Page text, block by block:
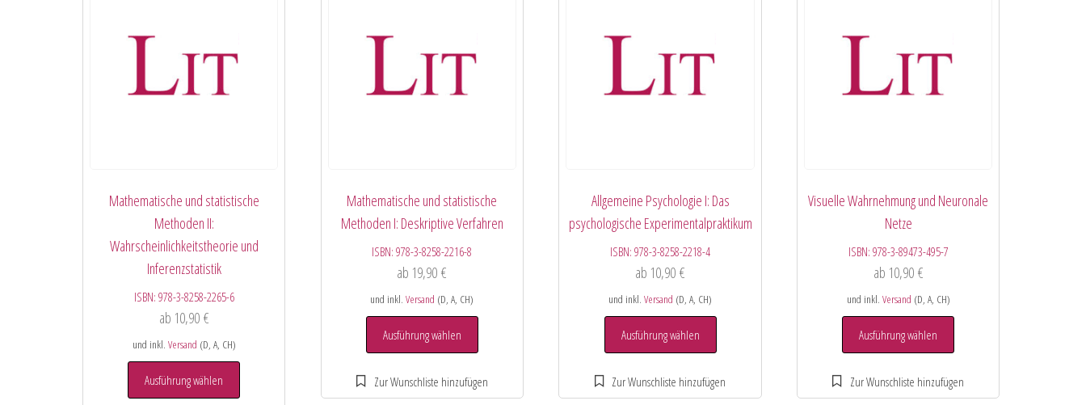
Mathematische und statistische
Methoden II:
Wahrscheinlichkeitstheorie und
Inferenzstatistik
ISBN: 978-3-8258-2265-6
ab 10,90 €
und inkl. Versand (D, A, CH)
Ausführung wählen
Mathematische und statistische
Methoden I: Deskriptive Verfahren
ISBN:978-3-8258-2216-8
ab 19,90€
und inkl.Versand (D, A, CH)
Ausführung wählen
Allgemeine Psychologie I: Das
psychologische Experimentalpraktikum
ISBN:978-3-8258-2218-4
ab 10,90€
und inkl.Versand (D, A, CH)
Ausführung wählen
Visuelle Wahrnehmung und Neuronale
Netze
ISBN: 978-3-89473-495-7
ab 10,90 €
und inkl. Versand (D, A, CH)
Ausführung wählen